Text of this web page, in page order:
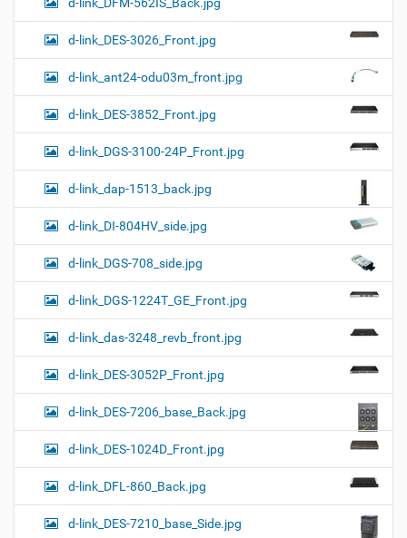
d-link_DES-3026_Front.jpg
d-link_ant24-odu03m_front.jpg
d-link_DES-3852_Front.jpg
d-link_DGS-3100-24P_Front.jpg
d-link_dap-1513_back.jpg
d-link_DI-804HV_side.jpg
d-link_DGS-708_side.jpg
d-link_DGS-1224T_GE_Front.jpg
d-link_das-3248_revb_front.jpg
d-link_DES-3052P_Front.jpg
d-link_DES-7206_base_Back.jpg
d-link_DES-1024D_Front.jpg
d-link_DFL-860_Back.jpg
d-link_DES-7210_base_Side.jpg